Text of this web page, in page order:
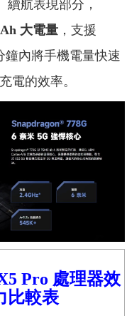
續航表現部分，
大電量 ，支援
鐘內將手機電量快速
電的效率。
Pro 處理器效
比較表